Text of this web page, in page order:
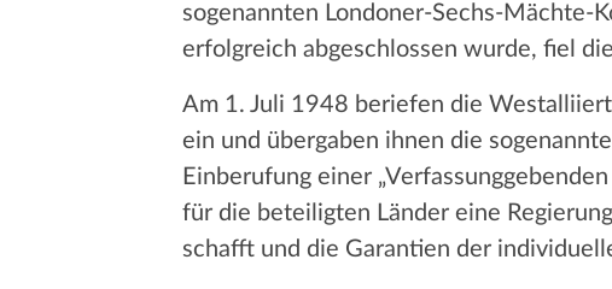
sogenannten Londoner-Sechs-Mächte-
erfolgreich abgeschlossen wurde, fiel
Am 1. Juli 1948 beriefen die
ein und übergaben ihnen die
Einberufung einer
für die beteiligten Länder eine
schafft und die Garantien der